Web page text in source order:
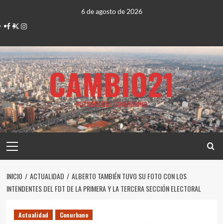
contenido
6 de agosto de 2026
Facebook
TwitterInstagram
CAMBIO21
NOTICIAS DEL CONURBANO
principal
INICIO ACTUALIDAD
ALBERTO TAMBIÉN TUVO SU FOTO CON LOS
INTENDENTES DEL FDT DE LA PRIMERA Y LA TERCERA SECCIÓN ELECTORAL
Actualidad Conurbano